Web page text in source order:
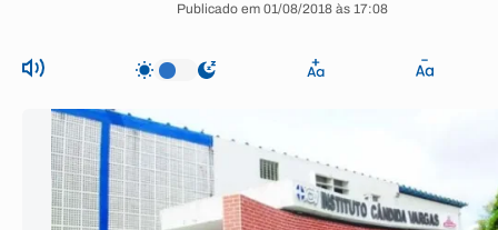
Publicado em 01/08/2018 às 17:08